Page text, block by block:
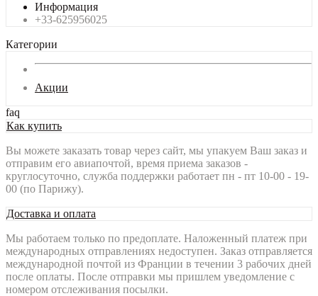
Информация
+33-625956025
Категории
Акции
faq
Как купить
Вы можете заказать товар через сайт, мы упакуем Ваш заказ и
отправим его авиапочтой, время приема заказов -
круглосуточно, служба поддержки работает пн - пт 10-00 - 19-
00 (по Парижу).
Доставка и оплата
Мы работаем только по предоплате. Наложенный платеж при
международных отправлениях недоступен. Заказ отправляется
международной почтой из Франции в течении 3 рабочих дней
после оплаты. После отправки мы пришлем уведомление с
номером отслеживания посылки.